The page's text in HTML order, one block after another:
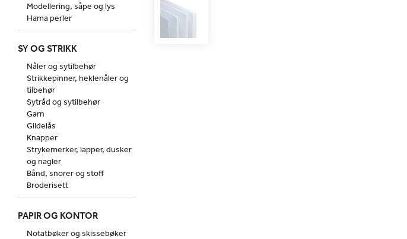
Modellering, såpe og lys
Hama perler
SY OG STRIKK
Nåler og sytilbehør
Strikkepinner, heklenåler og
tilbehør
Sytråd og sytilbehør
Garn
Glidelås
Knapper
Strykemerker, lapper, dusker
og nagler
Bånd, snorer og stoff
Broderisett
PAPIR OG KONTOR
Notatbøker og skissebøker